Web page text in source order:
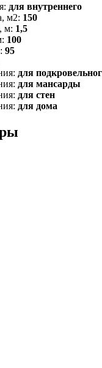
для внутреннего
м2: 150
м: 1,5
100
95
для
для мансарды
для стен
для дома